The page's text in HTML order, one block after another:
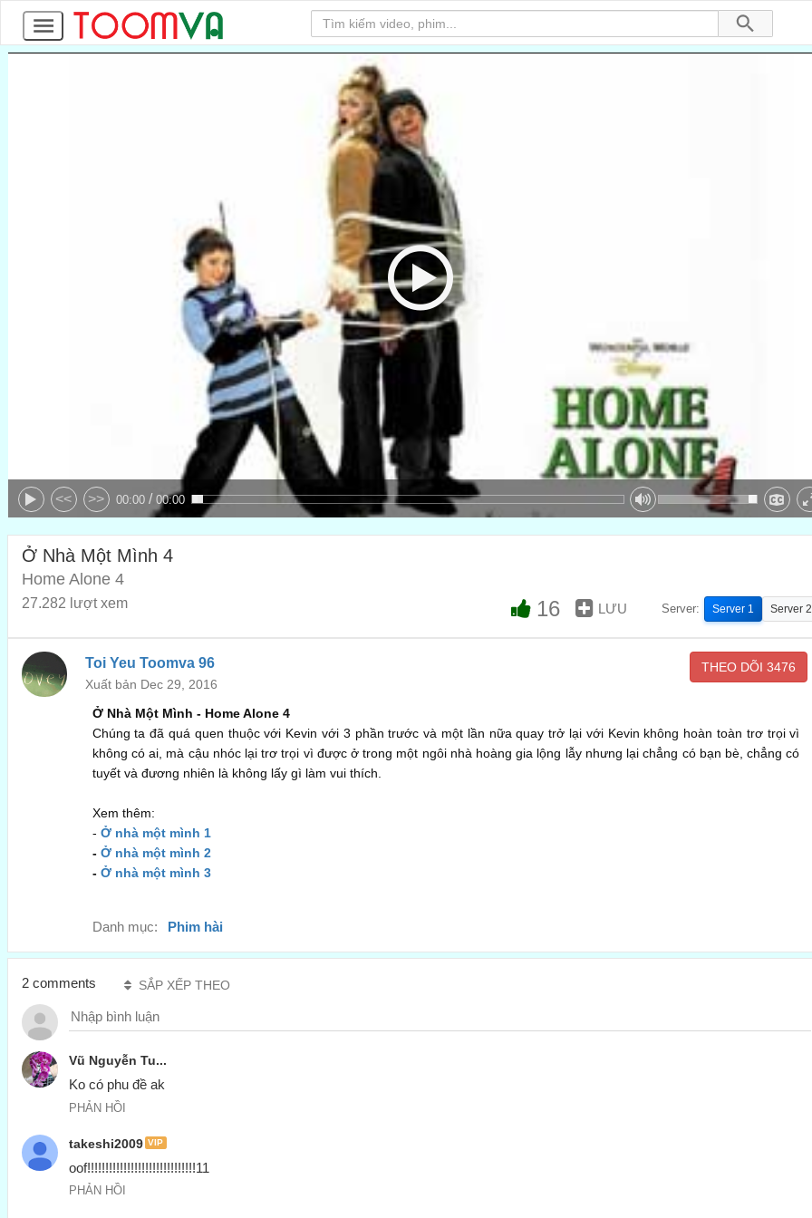
<< >> 00:00 / 00:00
Ở Nhà Một Mình 4
Home Alone 4
27.282 lượt xem 16 LƯU Server: Server 1 Server 2
Toi Yeu Toomva 96
Xuất bản Dec 29, 2016
THEO DÕI 3476
Ở Nhà Một Mình - Home Alone 4
Chúng ta đã quá quen thuộc với Kevin với 3 phần trước và một lần nữa quay trở lại với Kevin không hoàn toàn trơ trọi vì
không có ai, mà cậu nhóc lại trơ trọi vì được ở trong một ngôi nhà hoàng gia lộng lẫy nhưng lại chẳng có bạn bè, chẳng có
tuyết và đương nhiên là không lấy gì làm vui thích.
Xem thêm:
- Ở nhà một mình 1
- Ở nhà một mình 2
- Ở nhà một mình 3
Danh mục: Phim hài
22
2 comments SẮP XẾP THEO
Vũ Nguyễn Tu...
Ko có phu đề ak
PHẢN HỒI
takeshi2009 VIP
oof!!!!!!!!!!!!!!!!!!!!!!!!!!!!!!11
PHẢN HỒI